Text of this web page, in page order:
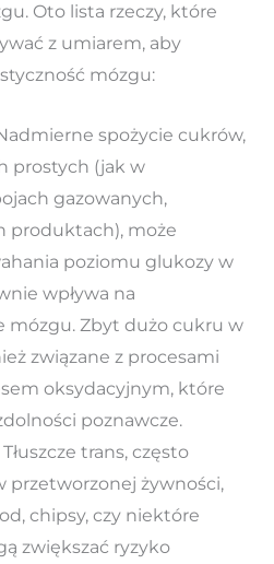
Oto lista rzeczy, które
z umiarem, aby
mózgu:
spożycie cukrów,
prostych (jak w
gazowanych,
produktach), może
poziomu glukozy w
wpływa na
mózgu. Zbyt dużo cukru w
związane z procesami
oksydacyjnym, które
poznawcze.
trans, często
przetworzonej żywności,
chipsy, czy niektóre
zwiększać ryzyko